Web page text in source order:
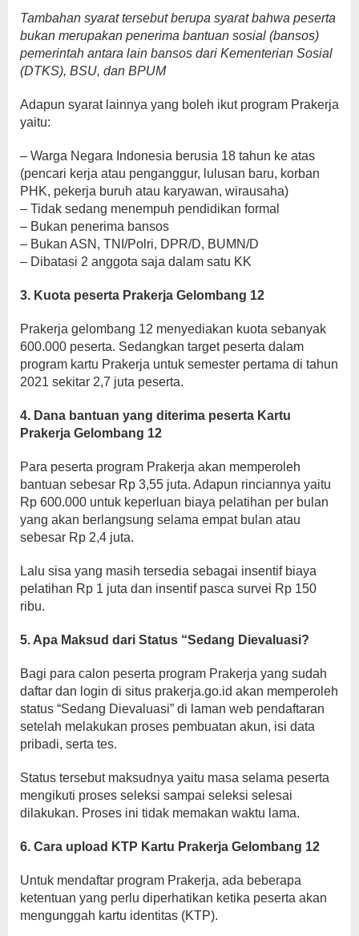
Tambahan syarat tersebut berupa syarat bahwa peserta
bukan merupakan penerima bantuan sosial (bansos)
pemerintah antara lain bansos dari Kementerian Sosial
(DTKS), BSU, dan BPUM
Adapun syarat lainnya yang boleh ikut program Prakerja
yaitu:
– Warga Negara Indonesia berusia 18 tahun ke atas
(pencari kerja atau penganggur, lulusan baru, korban
PHK, pekerja buruh atau karyawan, wirausaha)
– Tidak sedang menempuh pendidikan formal
– Bukan penerima bansos
– Bukan ASN, TNI/Polri, DPR/D, BUMN/D
– Dibatasi 2 anggota saja dalam satu KK
3. Kuota peserta Prakerja Gelombang 12
Prakerja gelombang 12 menyediakan kuota sebanyak
600.000 peserta. Sedangkan target peserta dalam
program kartu Prakerja untuk semester pertama di tahun
2021 sekitar 2,7 juta peserta.
4. Dana bantuan yang diterima peserta Kartu
Prakerja Gelombang 12
Para peserta program Prakerja akan memperoleh
bantuan sebesar Rp 3,55 juta. Adapun rinciannya yaitu
Rp 600.000 untuk keperluan biaya pelatihan per bulan
yang akan berlangsung selama empat bulan atau
sebesar Rp 2,4 juta.
Lalu sisa yang masih tersedia sebagai insentif biaya
pelatihan Rp 1 juta dan insentif pasca survei Rp 150
ribu.
5. Apa Maksud dari Status “Sedang Dievaluasi?
Bagi para calon peserta program Prakerja yang sudah
daftar dan login di situs prakerja.go.id akan memperoleh
status “Sedang Dievaluasi” di laman web pendaftaran
setelah melakukan proses pembuatan akun, isi data
pribadi, serta tes.
Status tersebut maksudnya yaitu masa selama peserta
mengikuti proses seleksi sampai seleksi selesai
dilakukan. Proses ini tidak memakan waktu lama.
6. Cara upload KTP Kartu Prakerja Gelombang 12
Untuk mendaftar program Prakerja, ada beberapa
ketentuan yang perlu diperhatikan ketika peserta akan
mengunggah kartu identitas (KTP).